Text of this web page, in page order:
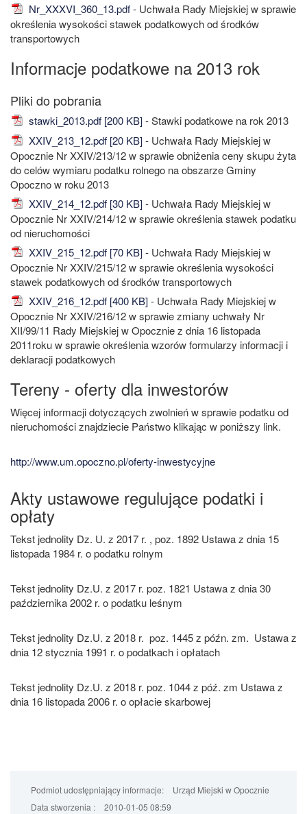
Nr_XXXVI_360_13.pdf- Uchwała Rady Miejskiej w sprawie
określenia wysokości stawek podatkowych od środków
transportowych
Informacje podatkowe na 2013 rok
stawki_2013.pdf [200 KB]- Stawki podatkowe na rok 2013
XXIV_213_12.pdf [20 KB]- Uchwała Rady Miejskiej w
Opocznie Nr XXIV/213/12 w sprawie obniżenia ceny skupu żyta
do celów wymiaru podatku rolnego na obszarze Gminy
Opoczno w roku 2013
XXIV_214_12.pdf [30 KB]- Uchwała Rady Miejskiej w
Opocznie Nr XXIV/214/12 w sprawie określenia stawek podatku
od nieruchomości
XXIV_215_12.pdf [70 KB]- Uchwała Rady Miejskiej w
Opocznie Nr XXIV/215/12 w sprawie określenia wysokości
stawek podatkowych od środków transportowych
XXIV_216_12.pdf [400 KB]- Uchwała Rady Miejskiej w
Opocznie Nr XXIV/216/12 w sprawie zmiany uchwały Nr
XII/99/11 Rady Miejskiej w Opocznie z dnia 16 listopada
2011roku w sprawie określenia wzorów formularzy informacji i
deklaracji podatkowych
Tereny - oferty dla inwestorów
Więcej informacji dotyczących zwolnień w sprawie podatku od
nieruchomości znajdziecie Państwo klikając w poniższy link.
http://www.um.opoczno.pl/oferty-inwestycyjne
Akty ustawowe regulujące podatki i
opłaty
Tekst jednolity Dz. U. z 2017 r. , poz. 1892 Ustawa z dnia 15
listopada 1984 r. o podatku rolnym
Tekst jednolity Dz.U. z 2017 r. poz. 1821 Ustawa z dnia 30
października 2002 r. o podatku leśnym
Tekst jednolity Dz.U. z 2018 r. poz. 1445 z późn. zm. Ustawa z
dnia 12 stycznia 1991 r. o podatkach i opłatach
Tekst jednolity Dz.U. z 2018 r. poz. 1044 z póź. zm Ustawa z
dnia 16 listopada 2006 r. o opłacie skarbowej
Podmiot udostępniający informacje:
Urząd Miejski w Opocznie
Data stworzenia :
2010-01-05 08:59